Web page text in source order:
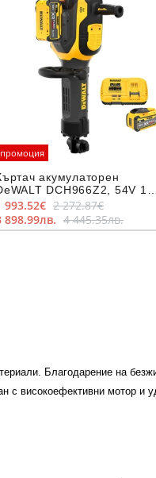
промоция
акумулаторен
DCH966Z2, 54V 15
захват шестостен
993.52€ 2 272.87€
898.99лв. 4 445.35лв.
Благодарение на
с високоефективни мотор и